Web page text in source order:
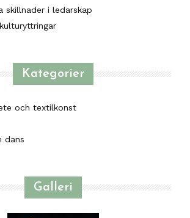
skillnader i ledarskap
Kategorier
och textilkonst
dans
Galleri